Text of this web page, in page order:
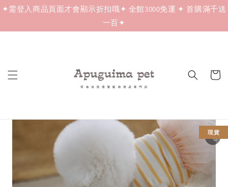
✦需登入商品頁面才會顯示折扣哦✦ 全館3000免運 ✦ 首購滿千送
一百✦
現貨